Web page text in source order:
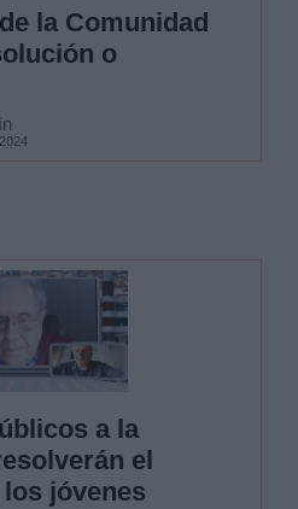
la Comunidad
o
a la
el
jóvenes